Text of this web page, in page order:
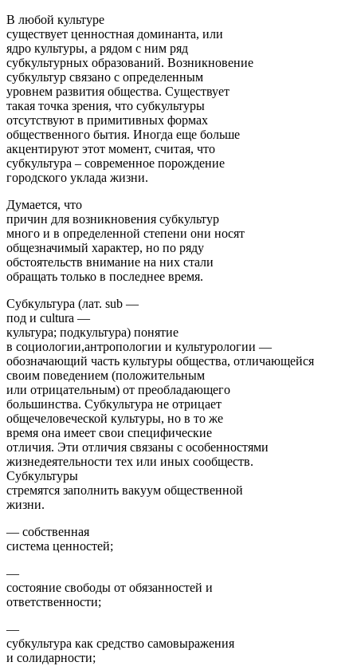
В любой культуре
существует ценностная доминанта, или
ядро культуры, а рядом с ним ряд
субкультурных образований. Возникновение
субкультур связано с определенным
уровнем развития общества. Существует
такая точка зрения, что субкультуры
отсутствуют в примитивных формах
общественного бытия. Иногда еще больше
акцентируют этот момент, считая, что
субкультура – современное порождение
городского уклада жизни.
Думается, что
причин для возникновения субкультур
много и в определенной степени они носят
общезначимый характер, но по ряду
обстоятельств внимание на них стали
обращать только в последнее время.
Субкультура (лат. sub —
под и cultura —
культура; подкультура) понятие
в социологии,антропологии и культурологии —
обозначающий часть культуры общества, отличающейся
своим поведением (положительным
или отрицательным) от преобладающего
большинства. Субкультура не отрицает
общечеловеческой культуры, но в то же
время она имеет свои специфические
отличия. Эти отличия связаны с особенностями
жизнедеятельности тех или иных сообществ.
Субкультуры
стремятся заполнить вакуум общественной
жизни.
— собственная
система ценностей;
—
состояние свободы от обязанностей и
ответственности;
—
субкультура как средство самовыражения
и солидарности;